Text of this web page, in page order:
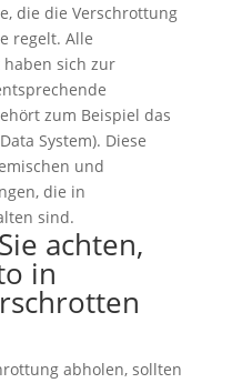
die die Verschrottung
regelt. Alle
sich zur
zum Beispiel das
System). Diese
und
die in
sind.
achten,
in
abholen, sollten